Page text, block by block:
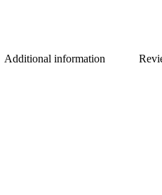
Additional information